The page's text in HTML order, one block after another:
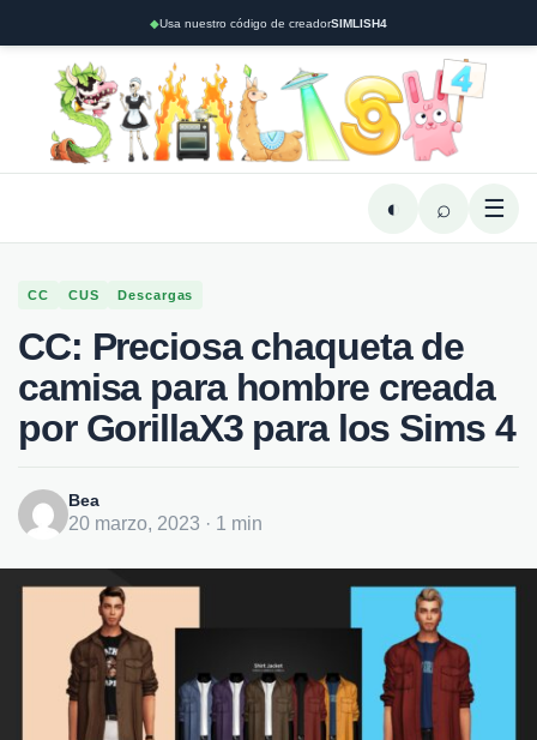
◆Usa nuestro código de creadorSIMLISH4
◐ ⌕ ☰
CC CUS Descargas
CC: Preciosa chaqueta de
camisa para hombre creada
por GorillaX3 para los Sims 4
Bea
20 marzo, 2023 · 1 min